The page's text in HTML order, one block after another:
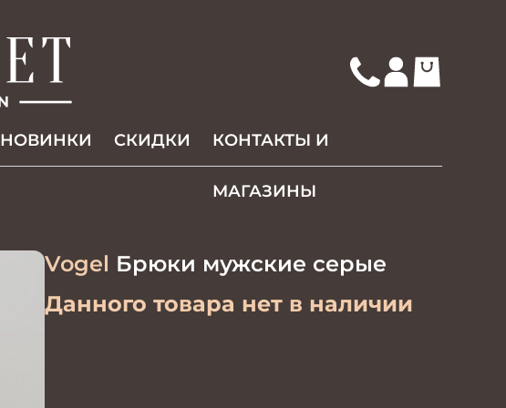
НОВИНКИ СКИДКИ КОНТАКТЫ И
МАГАЗИНЫ
Vogel Брюки мужские серые
Данного товара нет в наличии